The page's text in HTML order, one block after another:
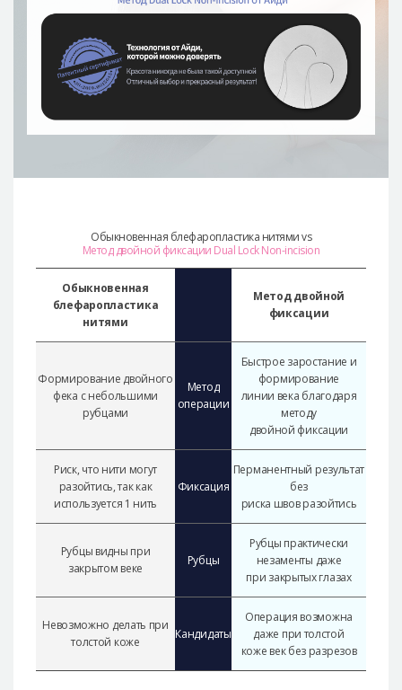
Обыкновенная блефаропластика нитями vs
Метод двойной фиксации Dual Lock Non-incision
Обыкновенная
блефаропластика
нитями
Метод двойной
фиксации
Формирование двойного
фека с небольшими
рубцами
Метод
операции
Быстрое заростание и
формирование
линии века благодаря
методу
двойной фиксации
Риск, что нити могут
разойтись, так как
используется 1 нить
Фиксация
Перманентный результат
без
риска швов разойтись
Рубцы видны при
закрытом веке
Рубцы
Рубцы практически
незаменты даже
при закрытых глазах
Невозможно делать при
толстой коже
Кандидаты
Операция возможна
даже при толстой
коже век без разрезов